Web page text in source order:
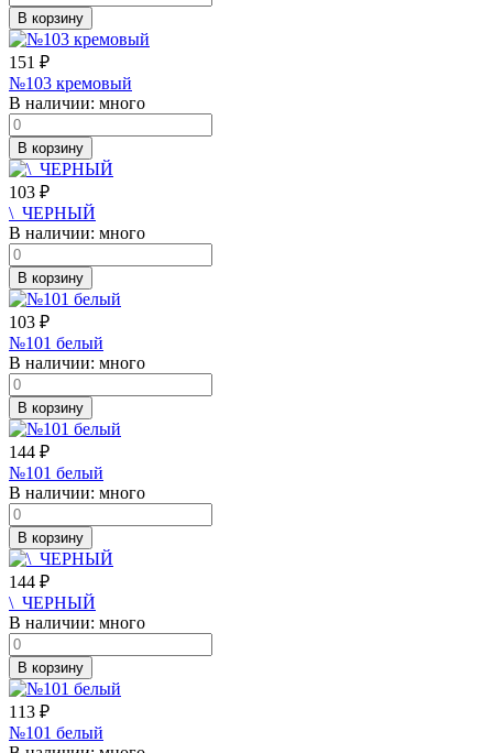
В корзину
151 ₽
№103 кремовый
В наличии: много
В корзину
103 ₽
\_ЧЕРНЫЙ
В наличии: много
В корзину
103 ₽
№101 белый
В наличии: много
В корзину
144 ₽
№101 белый
В наличии: много
В корзину
144 ₽
\_ЧЕРНЫЙ
В наличии: много
В корзину
113 ₽
№101 белый